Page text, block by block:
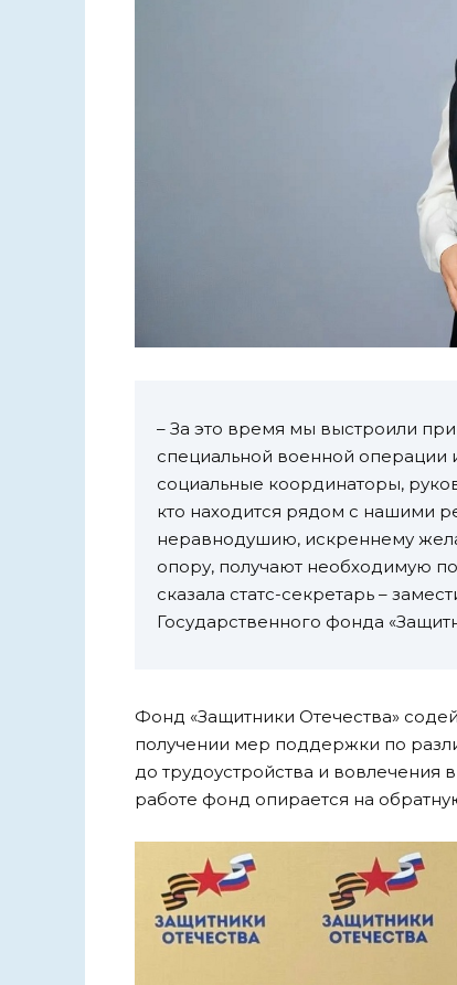
– За это время мы выстроили
специальной военной операции
социальные координаторы,
кто находится рядом с нашими
неравнодушию, искреннему
опору, получают необходимую
сказала статс-секретарь –
Государственного фонда
Фонд «Защитники Отечества»
получении мер поддержки по
до трудоустройства и вовлечения
работе фонд опирается на